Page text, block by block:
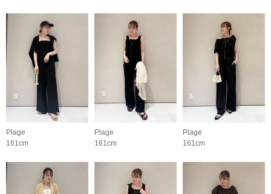
Plage
161cm
Plage
161cm
Plage
161cm